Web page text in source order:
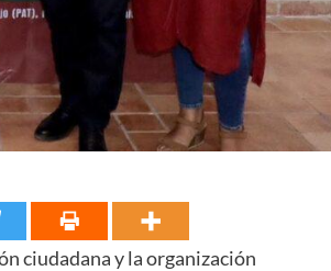
ciudadana y la organización